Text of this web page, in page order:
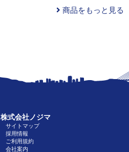
商品をもっと見る
株式会社ノジマ
サイトマップ
採用情報
ご利用規約
会社案内